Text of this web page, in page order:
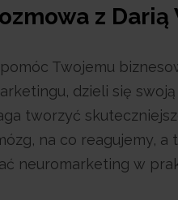
z
Twojemu
dzieli się
tworzyć
na co reagujemy,
neuromarketing w